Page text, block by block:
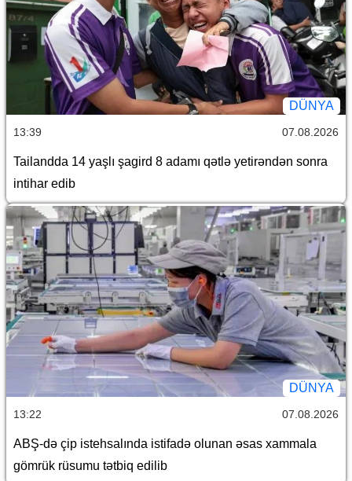
DÜNYA
13:39 07.08.2026
Tailandda 14 yaşlı şagird 8 adamı qətlə yetirəndən sonra
intihar edib
DÜNYA
13:22 07.08.2026
ABŞ-də çip istehsalında istifadə olunan əsas xammala
gömrük rüsumu tətbiq edilib